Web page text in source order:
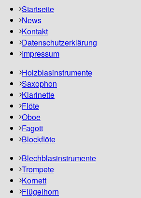
Startseite
News
Kontakt
Datenschutzerklärung
Impressum
Holzblasinstrumente
Saxophon
Klarinette
Flöte
Oboe
Fagott
Blockflöte
Blechblasinstrumente
Trompete
Kornett
Flügelhorn